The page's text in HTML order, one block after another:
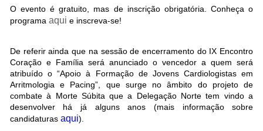
O evento é gratuito, mas de inscrição obrigatória. Conheça o
programa aqui e inscreva-se!
De referir ainda que na sessão de encerramento do IX Encontro
Coração e Família será anunciado o vencedor a quem será
atribuído o “Apoio à Formação de Jovens Cardiologistas em
Arritmologia e Pacing”, que surge no âmbito do projeto de
combate à Morte Súbita que a Delegação Norte tem vindo a
desenvolver há já alguns anos (mais informação sobre
candidaturas aqui).